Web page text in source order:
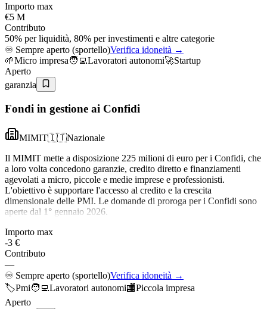
Importo max
€5 M
Contributo
50% per liquidità, 80% per investimenti e altre categorie
♾️ Sempre aperto (sportello)Verifica idoneità →
🌱Micro impresa🧑‍💻Lavoratori autonomi🚀Startup
Aperto
garanzia
Fondi in gestione ai Confidi
MIMIT🇮🇹Nazionale
Il MIMIT mette a disposizione 225 milioni di euro per i Confidi, che
a loro volta concedono garanzie, credito diretto e finanziamenti
agevolati a micro, piccole e medie imprese e professionisti.
L'obiettivo è supportare l'accesso al credito e la crescita
dimensionale delle PMI. Le domande di proroga per i Confidi sono
aperte dal 1° gennaio 2026.
Importo max
-3 €
Contributo
—
♾️ Sempre aperto (sportello)Verifica idoneità →
🏷️Pmi🧑‍💻Lavoratori autonomi🏬Piccola impresa
Aperto